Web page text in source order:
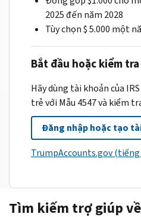
2025 đến năm 2028
Tùy chọn $ 5.000 một
Bắt đầu hoặc kiểm
Hãy dùng tài khoản của
trẻ với Mẫu 4547 và kiểm
Đăng nhập hoặc tạo
TrumpAccounts.gov (tiếng
Tìm kiếm trợ giúp